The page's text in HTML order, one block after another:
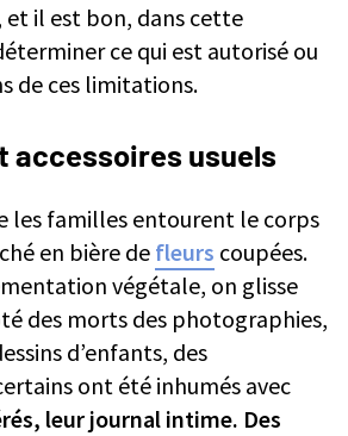
et il est bon, dans cette
ce qui est autorisé ou
de ces limitations.
accessoires usuels
les familles entourent le corps
en bière de fleurs coupées.
végétale, on glisse
des morts des photographies,
d’enfants, des
ont été inhumés avec
leur journal intime. Des